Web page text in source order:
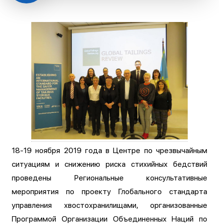
18-19 ноября 2019 года в Центре по чрезвычайным
ситуациям и снижению риска стихийных бедствий
проведены Региональные консультативные
мероприятия по проекту Глобального стандарта
управления хвостохранилищами, организованные
Программой Организации Объединенных Наций по